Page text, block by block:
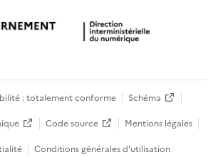
: totalement conforme
Schéma
Code source
Mentions légales
Conditions générales d’utilisation